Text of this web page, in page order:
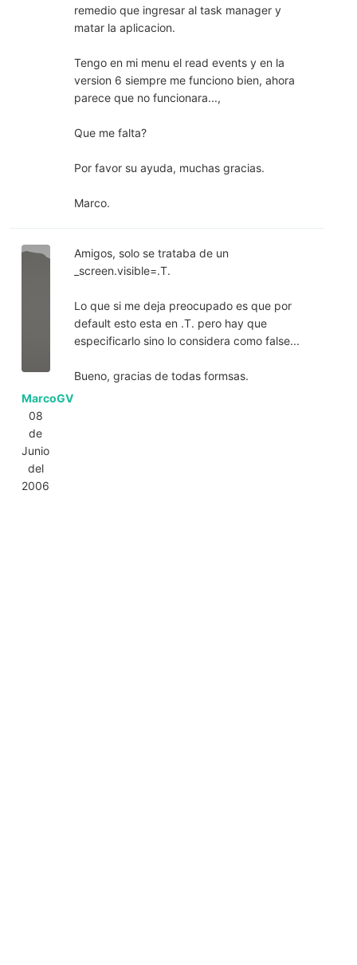
remedio que ingresar al task manager y
matar la aplicacion.
Tengo en mi menu el read events y en la
version 6 siempre me funciono bien, ahora
parece que no funcionara...,
Que me falta?
Por favor su ayuda, muchas gracias.
Marco.
MarcoGV
08
de
Junio
del
2006
Amigos, solo se trataba de un
_screen.visible=.T.
Lo que si me deja preocupado es que por
default esto esta en .T. pero hay que
especificarlo sino lo considera como false...
Bueno, gracias de todas formsas.